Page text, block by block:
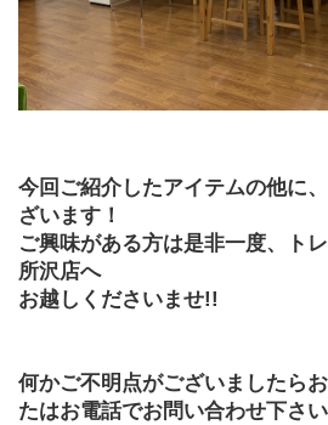
今回ご紹介したアイテムの他に
ざいます！
ご興味がある方は是非一度、ト
所沢店へ
お越しくださいませ!!
何かご不明点がございましたら
たはお電話でお問い合わせ下さい